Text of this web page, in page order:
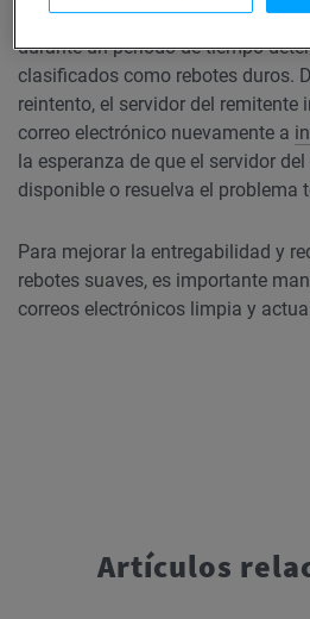
automáticamente por el servidor
durante un período de tiempo
clasificados como rebotes duros.
reintento, el servidor del remitente
correo electrónico nuevamente a
la esperanza de que el servidor
disponible o resuelva el problema
Para mejorar la entregabilidad y
rebotes suaves, es importante
correos electrónicos limpia y
Artículos